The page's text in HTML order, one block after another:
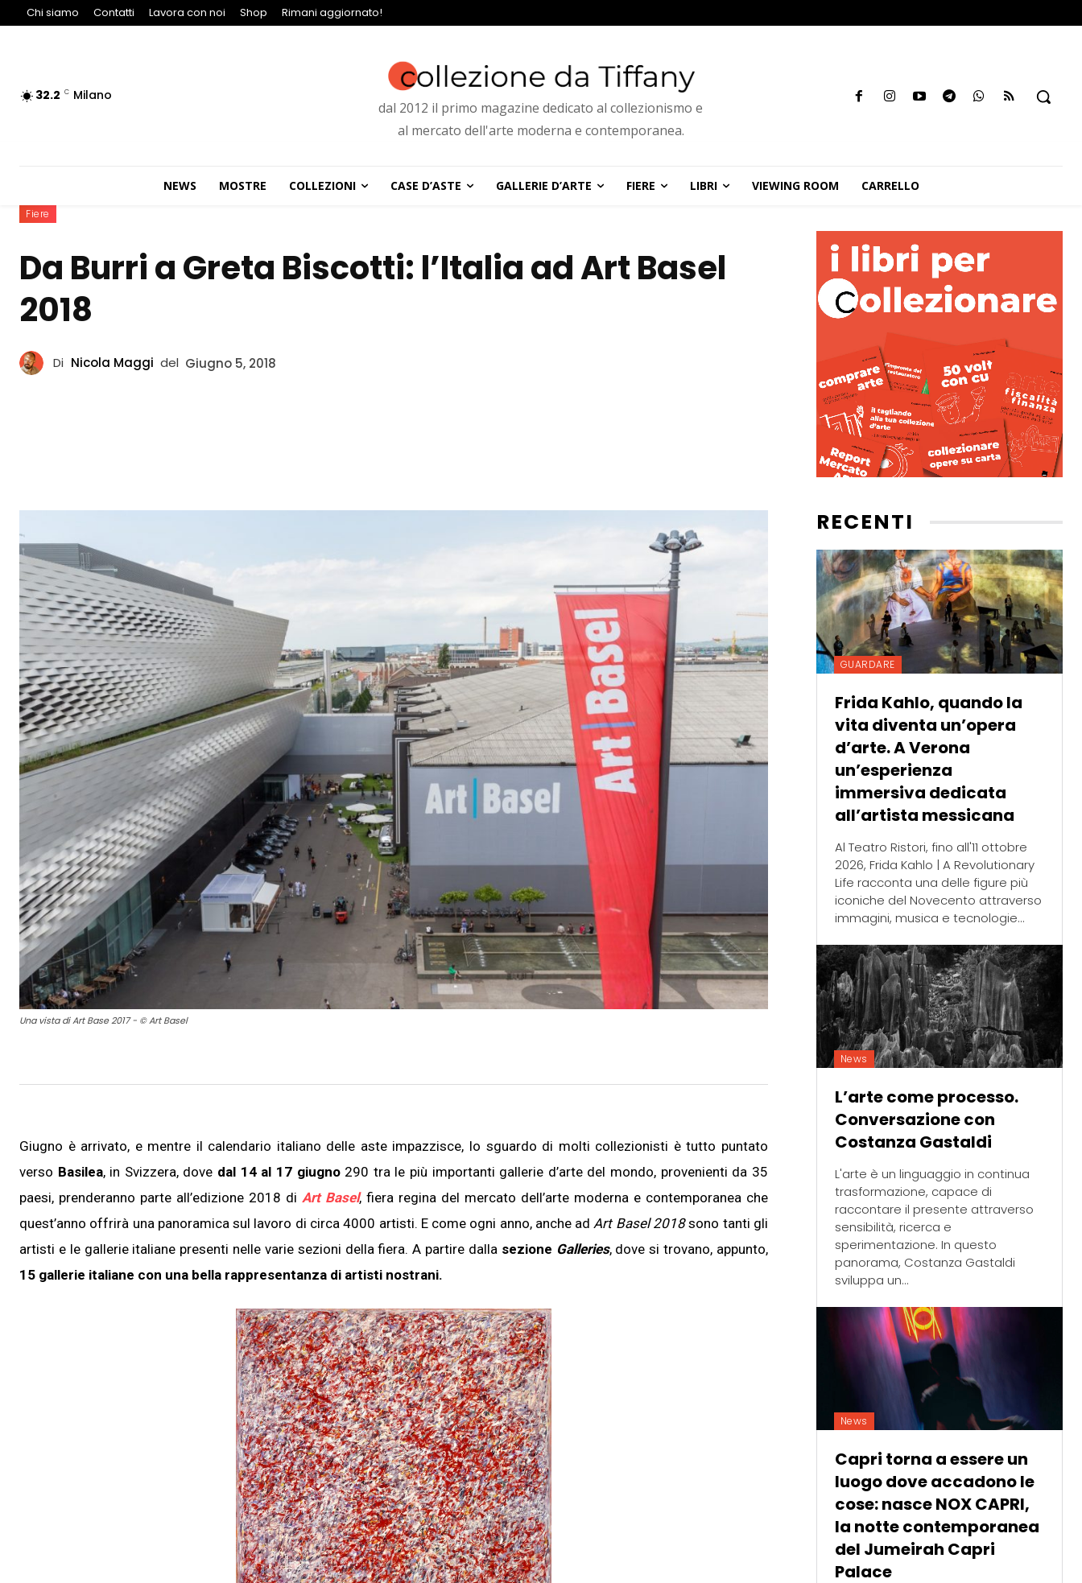
Chi siamo Contatti Lavora con noi Shop Rimani aggiornato!
32.2 C Milano
dal 2012 il primo magazine dedicato al collezionismo e
al mercato dell'arte moderna e contemporanea.
NEWS MOSTRE COLLEZIONI CASE D’ASTE GALLERIE D’ARTE FIERE LIBRI VIEWING ROOM CARRELLO
Fiere
Da Burri a Greta Biscotti: l’Italia ad Art Basel
2018
Di Nicola Maggi del Giugno 5, 2018
Una vista di Art Base 2017 - © Art Basel
Giugno è arrivato, e mentre il calendario italiano delle aste impazzisce, lo sguardo di molti collezionisti è tutto puntato
verso Basilea, in Svizzera, dove dal 14 al 17 giugno290 tra le più importanti gallerie d’arte del mondo, provenienti da 35
paesi, prenderanno parte all’edizione 2018 di Art Basel, fiera regina del mercato dell’arte moderna e contemporanea che
quest’anno offrirà una panoramica sul lavoro di circa 4000 artisti. E come ogni anno, anche adArt Basel 2018sono tanti gli
artisti e le gallerie italiane presenti nelle varie sezioni della fiera. A partire dalla sezione Galleries, dove si trovano, appunto,
15 gallerie italiane con una bella rappresentanza di artisti nostrani.
RECENTI
GUARDARE
Frida Kahlo, quando la
vita diventa un’opera
d’arte. A Verona
un’esperienza
immersiva dedicata
all’artista messicana
Al Teatro Ristori, fino all'11 ottobre
2026, Frida Kahlo | A Revolutionary
Life racconta una delle figure più
iconiche del Novecento attraverso
immagini, musica e tecnologie...
News
L’arte come processo.
Conversazione con
Costanza Gastaldi
L'arte è un linguaggio in continua
trasformazione, capace di
raccontare il presente attraverso
sensibilità, ricerca e
sperimentazione. In questo
panorama, Costanza Gastaldi
sviluppa un...
News
Capri torna a essere un
luogo dove accadono le
cose: nasce NOX CAPRI,
la notte contemporanea
del Jumeirah Capri
Palace